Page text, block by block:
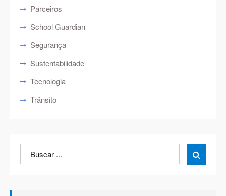
Parceiros
School Guardian
Segurança
Sustentabilidade
Tecnologia
Trânsito
Search
for:
